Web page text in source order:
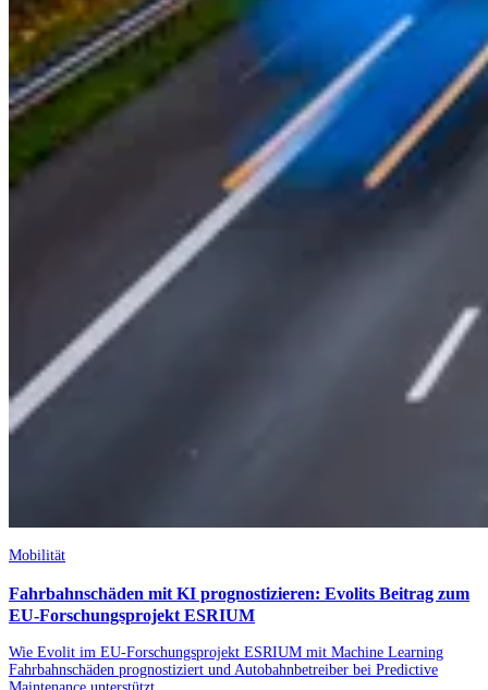
Mobilität
Fahrbahnschäden mit KI prognostizieren: Evolits Beitrag zum
EU-Forschungsprojekt ESRIUM
Wie Evolit im EU-Forschungsprojekt ESRIUM mit Machine Learning
Fahrbahnschäden prognostiziert und Autobahnbetreiber bei Predictive